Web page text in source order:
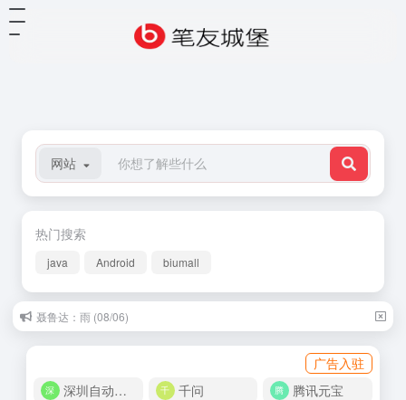
网站
热门搜索
java Android biumall
聂鲁达：雨 (08/06)
广告入驻
深圳自动化商城
千问 腾讯元宝